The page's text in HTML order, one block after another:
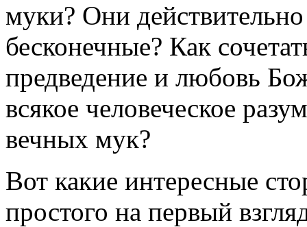
муки? Они
бесконечные? Как
предведение и любовь
всякое человеческое
вечных мук?
Вот какие интересные
простого на первый